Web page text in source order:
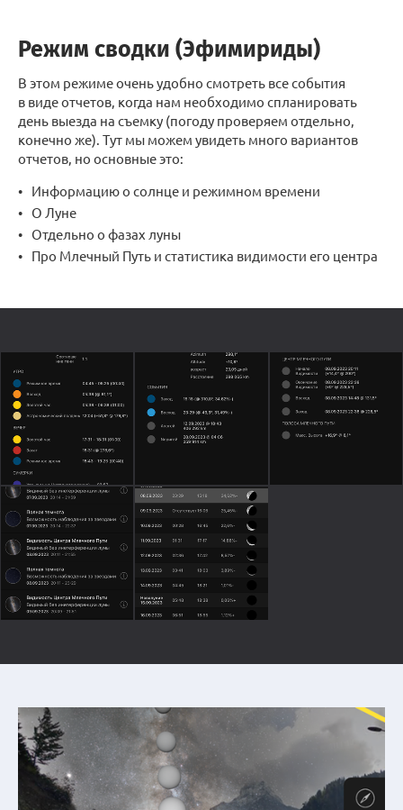
Режим сводки (Эфимириды)
В этом режиме очень удобно смотреть все события
в виде отчетов, когда нам необходимо спланировать
день выезда на съемку (погоду проверяем отдельно,
конечно же). Тут мы можем увидеть много вариантов
отчетов, но основные это:
Информацию о солнце и режимном времени
О Луне
Отдельно о фазах луны
Про Млечный Путь и статистика видимости его центра